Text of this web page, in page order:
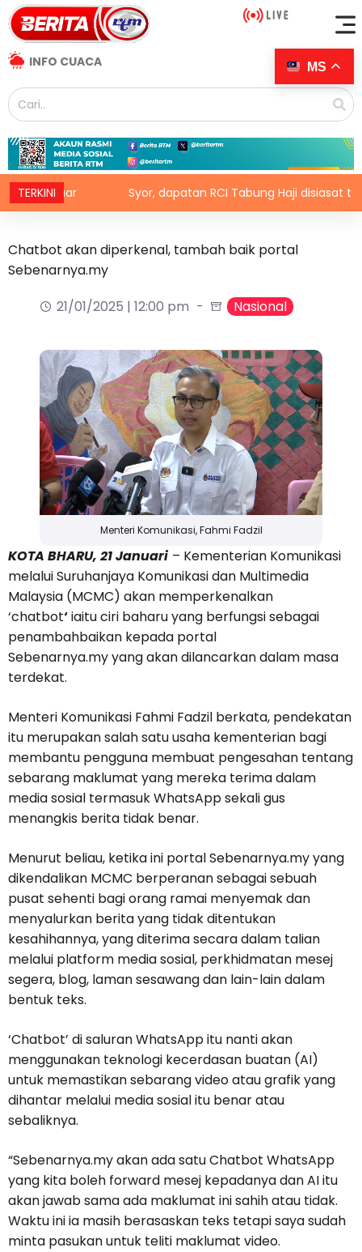
INFO CUACA
TERKINI
luar Syor, dapatan RCI Tabung Haji disiasat tanpa
Chatbot akan diperkenal, tambah baik portal
Sebenarnya.my
21/01/2025 | 12:00 pm
Nasional
Menteri Komunikasi, Fahmi Fadzil
KOTA BHARU, 21 Januari – Kementerian Komunikasi
melalui Suruhanjaya Komunikasi dan Multimedia
Malaysia (MCMC) akan memperkenalkan
‘chatbot‘iaitu ciri baharu yang berfungsi sebagai
penambahbaikan kepada portal
Sebenarnya.my yang akan dilancarkan dalam masa
terdekat.
Menteri Komunikasi Fahmi Fadzil berkata, pendekatan
itu merupakan salah satu usaha kementerian bagi
membantu pengguna membuat pengesahan tentang
sebarang maklumat yang mereka terima dalam
media sosial termasuk WhatsApp sekali gus
menangkis berita tidak benar.
Menurut beliau, ketika ini portal Sebenarnya.my yang
dikendalikan MCMC berperanan sebagai sebuah
pusat sehenti bagi orang ramai menyemak dan
menyalurkan berita yang tidak ditentukan
kesahihannya, yang diterima secara dalam talian
melalui platform media sosial, perkhidmatan mesej
segera, blog, laman sesawang dan lain-lain dalam
bentuk teks.
‘Chatbot’ di saluran WhatsApp itu nanti akan
menggunakan teknologi kecerdasan buatan (AI)
untuk memastikan sebarang video atau grafik yang
dihantar melalui media sosial itu benar atau
sebaliknya.
“Sebenarnya.my akan ada satu Chatbot WhatsApp
yang kita boleh forward mesej kepadanya dan AI itu
akan jawab sama ada maklumat ini sahih atau tidak.
Waktu ini ia masih berasaskan teks tetapi saya sudah
minta pasukan untuk teliti maklumat video.
MS